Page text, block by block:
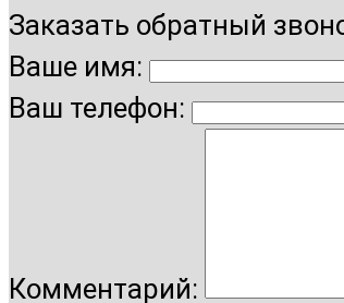
Заказать обратный
Ваше имя:
Ваш телефон:
Комментарий: